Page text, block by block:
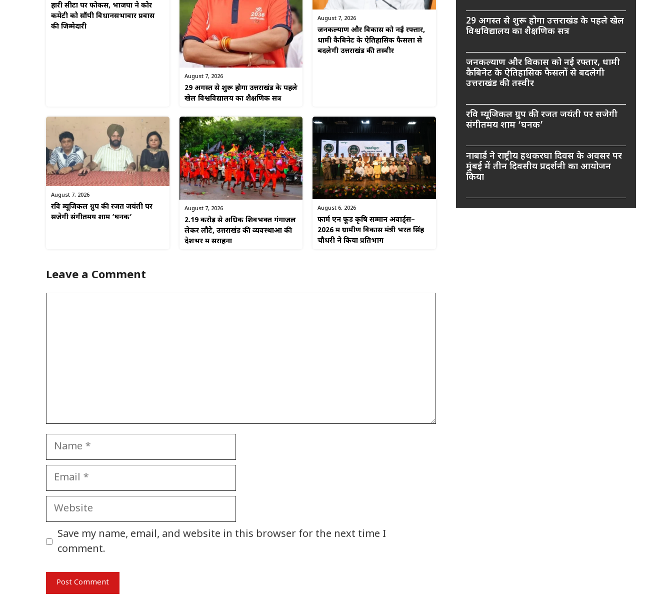
हारी सीटों पर फोकस, भाजपा ने कोर
कमेटी को सौंपी विधानसभावार प्रवास
की जिम्मेदारी
August 7, 2026
29 अगस्त से शुरू होगा उत्तराखंड के पहले
खेल विश्वविद्यालय का शैक्षणिक सत्र
August 7, 2026
जनकल्याण और विकास को नई रफ्तार,
धामी कैबिनेट के ऐतिहासिक फैसलों से
बदलेगी उत्तराखंड की तस्वीर
August 7, 2026
रवि म्यूजिकल ग्रुप की रजत जयंती पर
सजेगी संगीतमय शाम ‘घनक’
August 7, 2026
2.19 करोड़ से अधिक शिवभक्त गंगाजल
लेकर लौटे, उत्तराखंड की व्यवस्थाओं की
देशभर में सराहना
August 6, 2026
फार्म एन फूड कृषि सम्मान अवार्ड्स–
2026 में ग्रामीण विकास मंत्री भरत सिंह
चौधरी ने किया प्रतिभाग
Leave a Comment
Name
Email
Website
Save my name, email, and website in this browser for the next time I
comment.
29 अगस्त से शुरू होगा उत्तराखंड के पहले खेल
विश्वविद्यालय का शैक्षणिक सत्र
जनकल्याण और विकास को नई रफ्तार, धामी
कैबिनेट के ऐतिहासिक फैसलों से बदलेगी
उत्तराखंड की तस्वीर
रवि म्यूजिकल ग्रुप की रजत जयंती पर सजेगी
संगीतमय शाम ‘घनक’
नाबार्ड ने राष्ट्रीय हथकरघा दिवस के अवसर पर
मुंबई में तीन दिवसीय प्रदर्शनी का आयोजन
किया